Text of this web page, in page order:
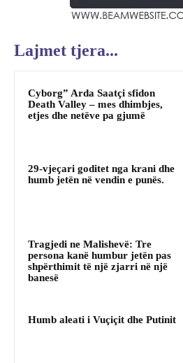
Lajmet tjera...
Cyborg” Arda Saatçi sfidon
Death Valley – mes dhimbjes,
etjes dhe netëve pa gjumë
29-vjeçari goditet nga krani dhe
humb jetën në vendin e punës.
Tragjedi ne Malishevë: Tre
persona kanë humbur jetën pas
shpërthimit të një zjarri në një
banesë
Humb aleati i Vuçiçit dhe Putinit